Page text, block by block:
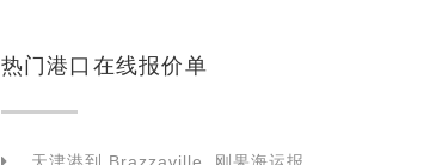
热门港口在线报价单